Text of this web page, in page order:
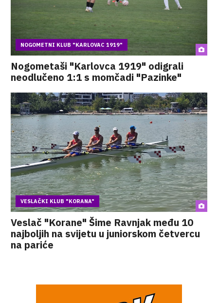
NOGOMETNI KLUB "KARLOVAC 1919"
Nogometaši "Karlovca 1919" odigrali
neodlučeno 1:1 s momčadi "Pazinke"
VESLAČKI KLUB "KORANA"
Veslač "Korane" Šime Ravnjak među 10
najboljih na svijetu u juniorskom četvercu
na pariće